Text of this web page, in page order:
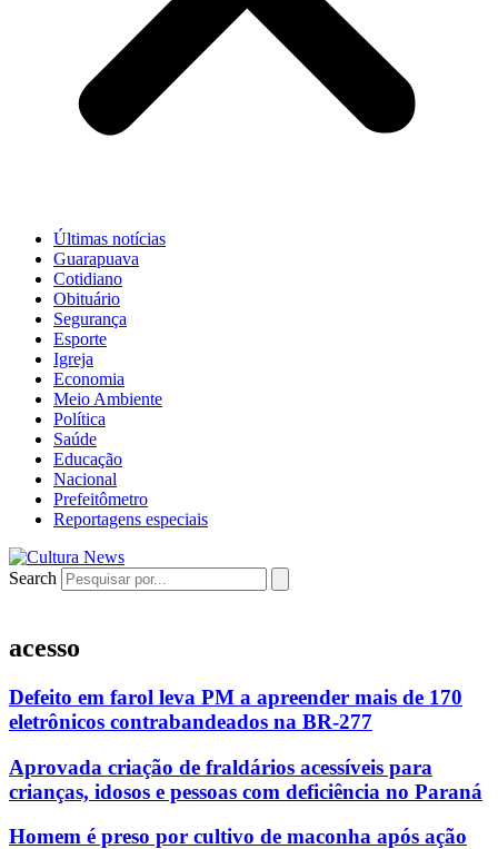
Últimas notícias
Guarapuava
Cotidiano
Obituário
Segurança
Esporte
Igreja
Economia
Meio Ambiente
Política
Saúde
Educação
Nacional
Prefeitômetro
Reportagens especiais
Search
acesso
Defeito em farol leva PM a apreender mais de 170
eletrônicos contrabandeados na BR-277
Aprovada criação de fraldários acessíveis para
crianças, idosos e pessoas com deficiência no Paraná
Homem é preso por cultivo de maconha após ação